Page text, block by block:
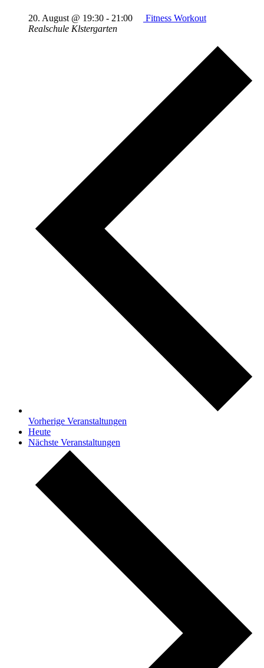
20. August @ 19:30 - 21:00
Fitness Workout
Realschule Klstergarten
Vorherige Veranstaltungen
Heute
Nächste Veranstaltungen